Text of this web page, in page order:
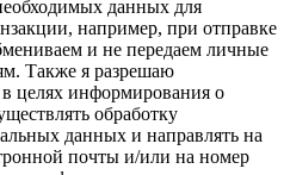
данных для
например, при отправке
и не передаем личные
Также я разрешаю
целях информирования о
обработку
данных и направлять на
почты и/или на номер